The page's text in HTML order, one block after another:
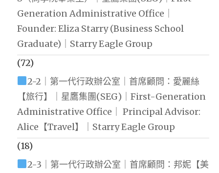
Generation Administrative Office｜
Founder: Eliza Starry (Business School
Graduate)｜Starry Eagle Group
(72)
2-2｜第一代行政辦公室｜首席顧問：愛麗絲
【旅行】｜星鷹集團(SEG)｜First-Generation
Administrative Office｜ Principal Advisor:
Alice【Travel】｜Starry Eagle Group
(18)
2-3｜第一代行政辦公室｜首席顧問：邦妮【美